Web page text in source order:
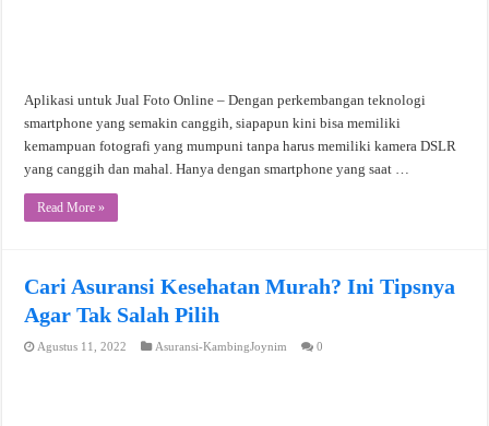
Aplikasi untuk Jual Foto Online – Dengan perkembangan teknologi
smartphone yang semakin canggih, siapapun kini bisa memiliki
kemampuan fotografi yang mumpuni tanpa harus memiliki kamera DSLR
yang canggih dan mahal. Hanya dengan smartphone yang saat …
Read More »
Cari Asuransi Kesehatan Murah? Ini Tipsnya
Agar Tak Salah Pilih
Agustus 11, 2022 Asuransi-KambingJoynim 0